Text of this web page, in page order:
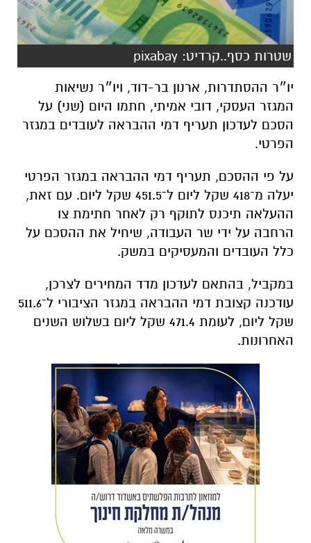
שטרות כסף..קרדיט: pixabay
יו״ר ההסתדרות, ארנון בר-דוד, ויו״ר נשיאות
המגזר העסקי, דובי אמיתי, חתמו היום (שני) על
הסכם לעדכון תעריף דמי ההבראה לעובדים במגזר
הפרטי.
על פי ההסכם, תעריף דמי ההבראה במגזר הפרטי
יעלה מ־418 שקל ליום ל־451.5 שקל ליום. עם זאת,
ההעלאה תיכנס לתוקף רק לאחר חתימת צו
הרחבה על ידי שר העבודה, שיחיל את ההסכם על
כלל העובדים והמעסיקים במשק.
במקביל, בהתאם לעדכון מדד המחירים לצרכן,
עודכנה קצובת דמי ההבראה במגזר הציבורי ל־511.6
שקל ליום, לעומת 471.4 שקל ליום בשלוש השנים
האחרונות.